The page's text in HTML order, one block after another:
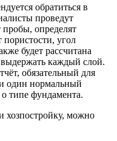
обратиться в
проведут
пробы, определят
угол
будет рассчитана
выдержать каждый слой.
обязательный для
один нормальный
типе фундамента.
хозпостройку, можно